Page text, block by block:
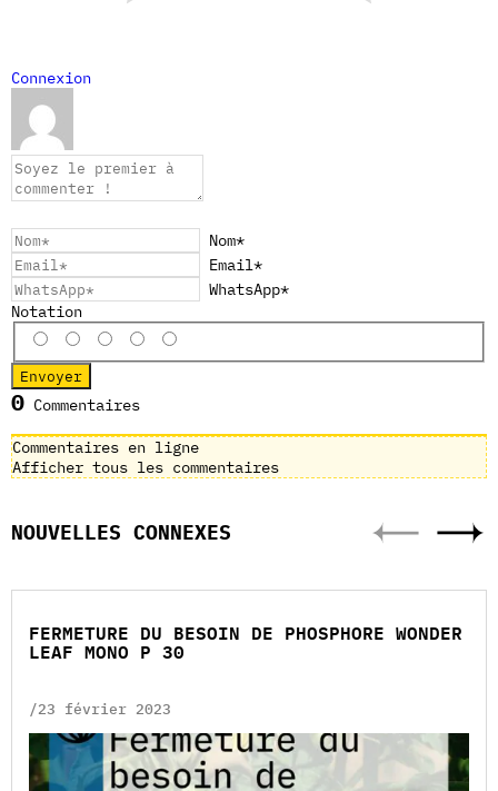
Connexion
Nom*
Email*
WhatsApp*
Notation
0 Commentaires
Commentaires en ligne
Afficher tous les commentaires
NOUVELLES CONNEXES
FERMETURE DU BESOIN DE PHOSPHORE WONDER
LEAF MONO P 30
/23 février 2023